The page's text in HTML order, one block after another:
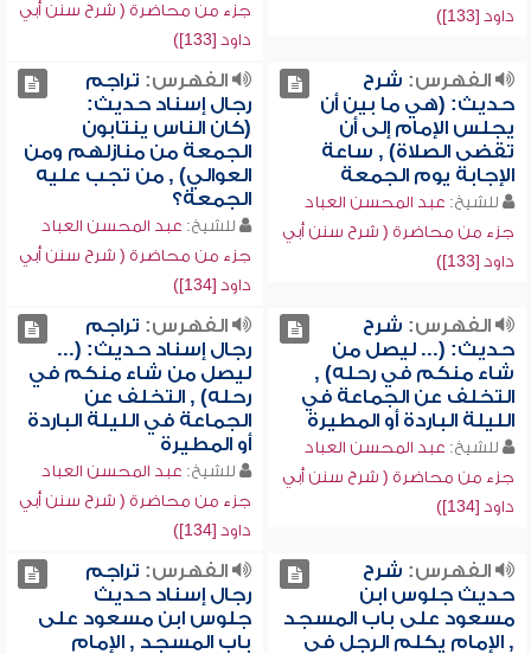
داود [133])
جزء من محاضرة ( شرح سنن أبي
داود [133])
الفهرس: شرح
حديث: (هي ما بين أن
يجلس الإمام إلى أن
تقضى الصلاة) , ساعة
الإجابة يوم الجمعة
للشيخ: عبد المحسن العباد
جزء من محاضرة ( شرح سنن أبي
داود [133])
الفهرس: تراجم
رجال إسناد حديث:
(كان الناس ينتابون
الجمعة من منازلهم ومن
العوالي) , من تجب عليه
الجمعة؟
للشيخ: عبد المحسن العباد
جزء من محاضرة ( شرح سنن أبي
داود [134])
الفهرس: شرح
حديث: (... ليصل من
شاء منكم في رحله) ,
التخلف عن الجماعة في
الليلة الباردة أو المطيرة
للشيخ: عبد المحسن العباد
جزء من محاضرة ( شرح سنن أبي
داود [134])
الفهرس: تراجم
رجال إسناد حديث: (...
ليصل من شاء منكم في
رحله) , التخلف عن
الجماعة في الليلة الباردة
أو المطيرة
للشيخ: عبد المحسن العباد
جزء من محاضرة ( شرح سنن أبي
داود [134])
الفهرس: شرح
حديث جلوس ابن
مسعود على باب المسجد
, الإمام يكلم الرجل في
الفهرس: تراجم
رجال إسناد حديث
جلوس ابن مسعود على
باب المسجد , الإمام